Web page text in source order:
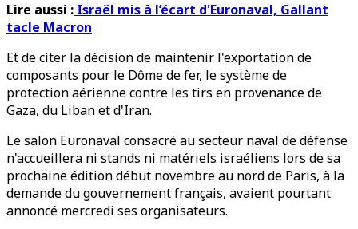
Lire aussi : Israël mis à l’écart d'Euronaval, Gallant
tacle Macron
Et de citer la décision de maintenir l'exportation de
composants pour le Dôme de fer, le système de
protection aérienne contre les tirs en provenance de
Gaza, du Liban et d'Iran.
Le salon Euronaval consacré au secteur naval de défense
n'accueillera ni stands ni matériels israéliens lors de sa
prochaine édition début novembre au nord de Paris, à la
demande du gouvernement français, avaient pourtant
annoncé mercredi ses organisateurs.